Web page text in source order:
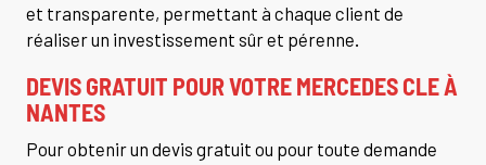
et transparente, permettant à chaque client de
réaliser un investissement sûr et pérenne.
DEVIS GRATUIT POUR VOTRE MERCEDES CLE À
NANTES
Pour obtenir un devis gratuit ou pour toute demande